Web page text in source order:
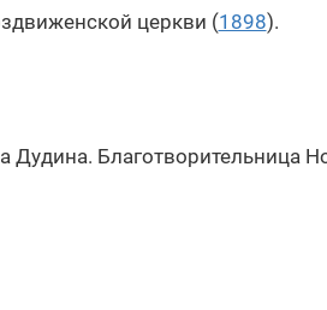
церкви (1898).
Дудина. Благотворительница